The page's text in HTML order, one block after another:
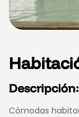
Descripción:
Cómodas